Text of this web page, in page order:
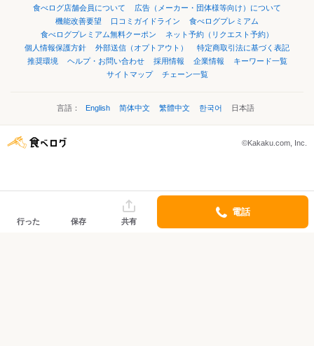
食べログ店舗会員について
広告（メーカー・団体様等向け）について
機能改善要望
口コミガイドライン
食べログプレミアム
食べログプレミアム無料クーポン
ネット予約（リクエスト予約）
個人情報保護方針
外部送信（オプトアウト）
特定商取引法に基づく表記
推奨環境
ヘルプ・お問い合わせ 採用情報 企業情報
キーワード一覧
サイトマップ
チェーン一覧
言語： English 简体中文 繁體中文 한국어 日本語
©Kakaku.com, Inc.
行った 保存 共有
電話